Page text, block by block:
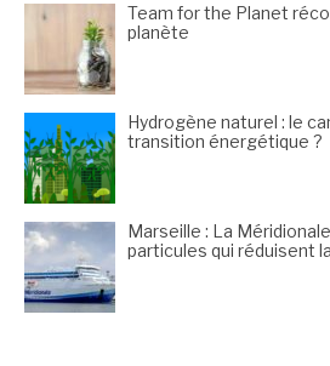
Team for the Planet
planète
Hydrogène naturel : le
transition énergétique ?
Marseille : La
particules qui réduisent